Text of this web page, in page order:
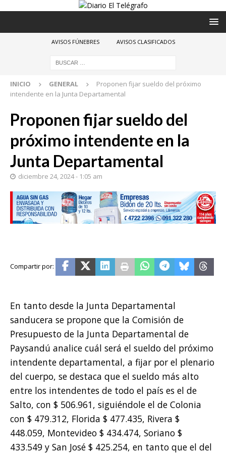
AVISOS FÚNEBRES AVISOS CLASIFICADOS
INICIO GENERAL
Proponen fijar sueldo del próximo
intendente en la Junta Departamental
Proponen fijar sueldo del
próximo intendente en la
Junta Departamental
diciembre 24, 2024 - 1:05 am
En tanto desde la Junta Departamental
sanducera se propone que la Comisión de
Presupuesto de la Junta Departamental de
Paysandú analice cuál será el sueldo del próximo
intendente departamental, a fijar por el plenario
del cuerpo, se destaca que el sueldo más alto
entre los intendentes de todo el país es el de
Salto, con $ 506.961, siguiéndole el de Colonia
con $ 479.312, Florida $ 477.435, Rivera $
448.059, Montevideo $ 434.474, Soriano $
433.549 y San José $ 425.254, en tanto que el del